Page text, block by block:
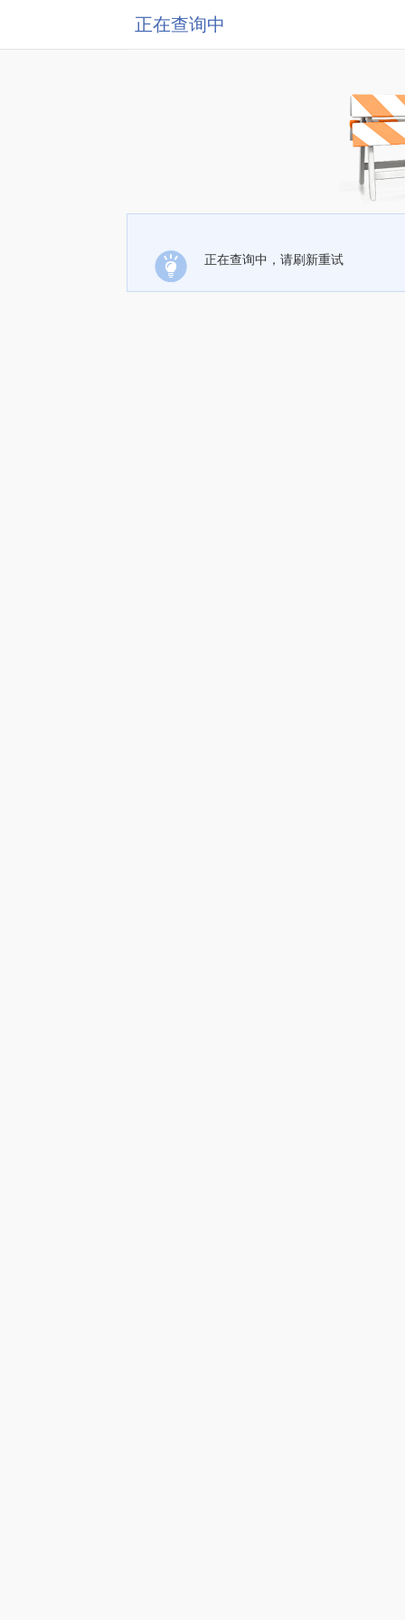
正在查询中
正在查询中，请刷新重试